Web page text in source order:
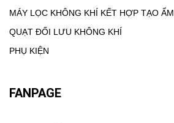
MÁY LỌC KHÔNG KHÍ KẾT HỢP TẠO ẨM
QUẠT ĐỐI LƯU KHÔNG KHÍ
PHỤ KIỆN
FANPAGE